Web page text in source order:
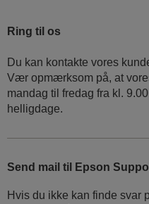
Ring til os
Du kan kontakte vores
Vær opmærksom på, at
mandag til fredag ​​fra kl.
helligdage.
Send mail til Epson
Hvis du ikke kan finde svar